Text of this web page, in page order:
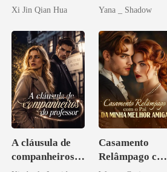
Escondi o
Xi Jin Qian Hua
Uma flor para o
Yana _ Shadow
A cláusula de
companheiros
Casamento
Relâmpago com